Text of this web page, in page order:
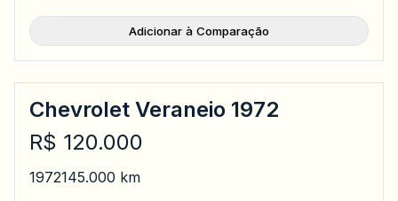
Adicionar à Comparação
Chevrolet Veraneio 1972
R$ 120.000
1972145.000 km